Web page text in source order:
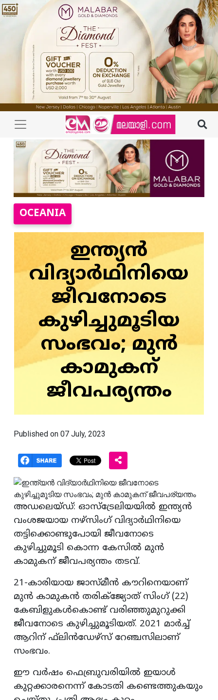
OCEANIA
ഇന്ത്യന്‍
വിദ്യാര്‍ഥിനിയെ
ജീവനോടെ
കുഴിച്ചുമൂടിയ
സംഭവം; മുന്‍
കാമുകന്
ജീവപര്യന്തം
Published on 07 July, 2023
അഡലെയ്ഡ്: ഓസ്‌ട്രേലിയയില്‍ ഇന്ത്യന്‍
വംശജയായ നഴ്‌സിംഗ് വിദ്യാര്‍ഥിനിയെ
തട്ടിക്കൊണ്ടുപോയി ജീവനോടെ
കുഴിച്ചുമൂടി കൊന്ന കേസില്‍ മുന്‍
കാമുകന് ജീവപര്യന്തം തടവ്.
21-കാരിയായ ജാസ്മീന്‍ കൗറിനെയാണ്
മുന്‍ കാമുകന്‍ തരിക്ജ്യോത് സിംഗ് (22)
കേബിളുകള്‍കൊണ്ട് വരിഞ്ഞുമുറുക്കി
ജീവനോടെ കുഴിച്ചുമൂടിയത്. 2021 മാര്‍ച്ച്
ആറിന് ഫ്‌ലിന്‍ഡേഴ്‌സ് റേഞ്ചസിലാണ്
സംഭവം.
ഈ വര്‍ഷം ഫെബ്രുവരിയില്‍ ഇയാള്‍
കുറ്റക്കാരനെന്ന് കോടതി കണ്ടെത്തുകയും